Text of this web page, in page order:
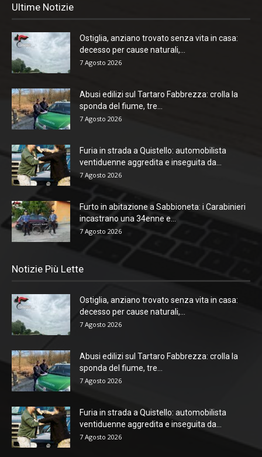
Ultime Notizie
Ostiglia, anziano trovato senza vita in casa:
decesso per cause naturali,...
7 Agosto 2026
Abusi edilizi sul Tartaro Fabbrezza: crolla la
sponda del fiume, tre...
7 Agosto 2026
Furia in strada a Quistello: automobilista
ventiduenne aggredita e inseguita da...
7 Agosto 2026
Furto in abitazione a Sabbioneta: i Carabinieri
incastrano una 34enne e...
7 Agosto 2026
Notizie Più Lette
Ostiglia, anziano trovato senza vita in casa:
decesso per cause naturali,...
7 Agosto 2026
Abusi edilizi sul Tartaro Fabbrezza: crolla la
sponda del fiume, tre...
7 Agosto 2026
Furia in strada a Quistello: automobilista
ventiduenne aggredita e inseguita da...
7 Agosto 2026